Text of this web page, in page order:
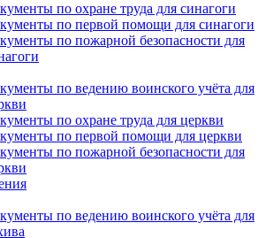
по охране труда для синагоги
по первой помощи для синагоги
по пожарной безопасности для
по ведению воинского учёта для
по охране труда для церкви
по первой помощи для церкви
по пожарной безопасности для
по ведению воинского учёта для